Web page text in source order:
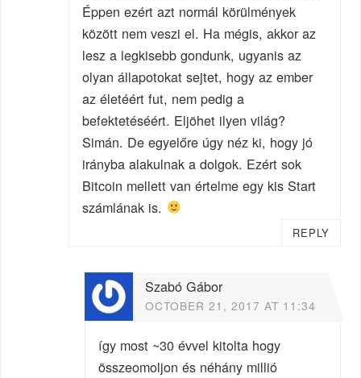
Éppen ezért azt normál körülmények
között nem veszi el. Ha mégis, akkor az
lesz a legkisebb gondunk, ugyanis az
olyan állapotokat sejtet, hogy az ember
az életéért fut, nem pedig a
befektetéséért. Eljöhet ilyen világ?
Simán. De egyelőre úgy néz ki, hogy jó
irányba alakulnak a dolgok. Ezért sok
Bitcoin mellett van értelme egy kis Start
számlának is.
REPLY
Szabó Gábor
OCTOBER 21, 2017 AT 11:34
így most ~30 évvel kitolta hogy
összeomoljon és néhány millió